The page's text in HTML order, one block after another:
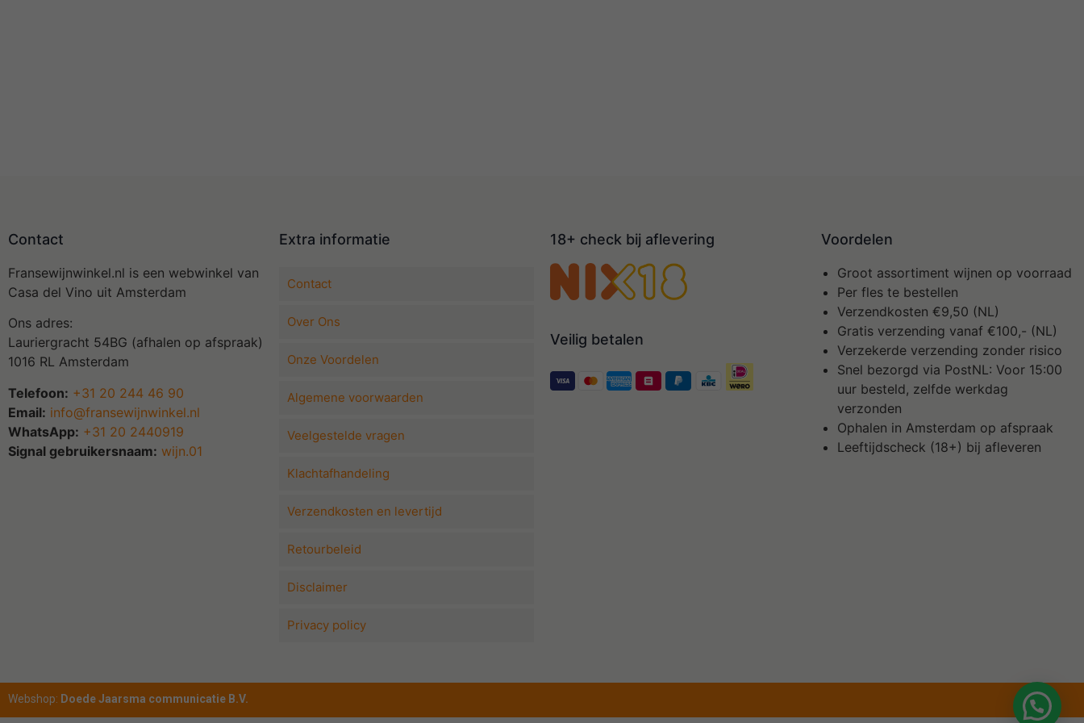
Contact
Fransewijnwinkel.nl is een webwinkel van
Casa del Vino uit Amsterdam
Ons adres:
Lauriergracht 54BG (afhalen op afspraak)
1016 RL Amsterdam
Telefoon: +31 20 244 46 90
Email: info@fransewijnwinkel.nl
WhatsApp: +31 20 2440919
Signal gebruikersnaam: wijn.01
Extra informatie
Contact
Over Ons
Onze Voordelen
Algemene voorwaarden
Veelgestelde vragen
Klachtafhandeling
Verzendkosten en levertijd
Retourbeleid
Disclaimer
Privacy policy
18+ check bij aflevering
Veilig betalen
Voordelen
Groot assortiment wijnen op voorraad
Per fles te bestellen
Verzendkosten €9,50 (NL)
Gratis verzending vanaf €100,- (NL)
Verzekerde verzending zonder risico
Snel bezorgd via PostNL: Voor 15:00
uur besteld, zelfde werkdag
verzonden
Ophalen in Amsterdam op afspraak
Leeftijdscheck (18+) bij afleveren
Webshop: Doede Jaarsma communicatie B.V.